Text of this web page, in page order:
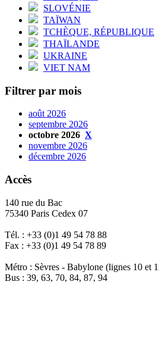
SLOVÉNIE
TAÏWAN
TCHÈQUE, RÉPUBLIQUE
THAÏLANDE
UKRAINE
VIET NAM
Filtrer par mois
août 2026
septembre 2026
octobre 2026 X
novembre 2026
décembre 2026
Accès
140 rue du Bac
75340 Paris Cedex 07
Tél. : +33 (0)1 49 54 78 88
Fax : +33 (0)1 49 54 78 89
Métro : Sèvres - Babylone (lignes 10 et
Bus : 39, 63, 70, 84, 87, 94